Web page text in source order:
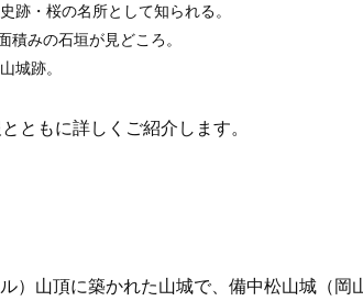
跡・桜の名所として知られる。
みの石垣が見どころ。
城跡。
ともに詳しくご紹介します。
）山頂に築かれた山城で、備中松山城（岡